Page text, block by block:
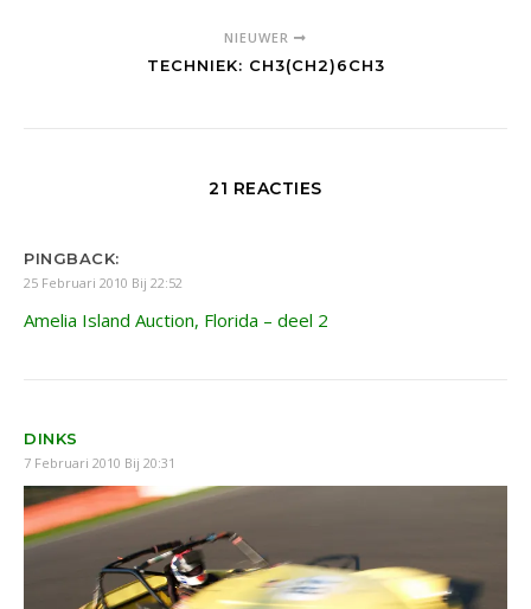
NIEUWER
TECHNIEK: CH3(CH2)6CH3
21 REACTIES
PINGBACK:
25 Februari 2010 Bij 22:52
Amelia Island Auction, Florida – deel 2
DINKS
7 Februari 2010 Bij 20:31